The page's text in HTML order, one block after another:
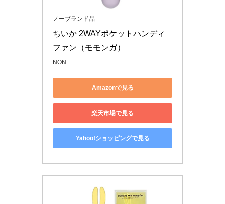
ノーブランド品
ちいか 2WAYポケットハンディ
ファン（モモンガ）
NON
Amazonで見る
楽天市場で見る
Yahoo!ショッピングで見る